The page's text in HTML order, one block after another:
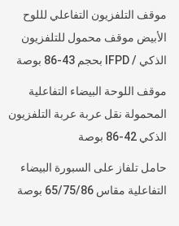
موقف التلفزيون التفاعلي لللوح
الأبيض موقف محمول للتلفزيون
الذكي / IFPD بحجم 43-86 بوصة
موقف اللوحة البيضاء التفاعلية
المحمولة نقل عربة عربة التلفزيون
الذكي 42-86 بوصة
حامل تلفاز على السبورة البيضاء
التفاعلية مقاس 65/75/86 بوصة